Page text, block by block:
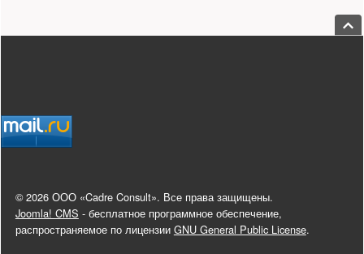
© 2026 ООО «Cadre Consult». Все права защищены.
Joomla! CMS - бесплатное программное обеспечение,
распространяемое по лицензии GNU General Public License.